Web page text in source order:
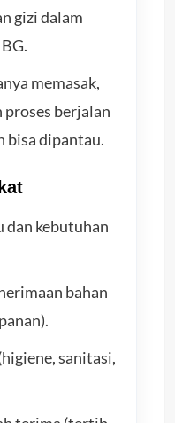
gizi dalam
memasak,
berjalan
bisa dipantau.
dan kebutuhan
bahan
sanitasi,